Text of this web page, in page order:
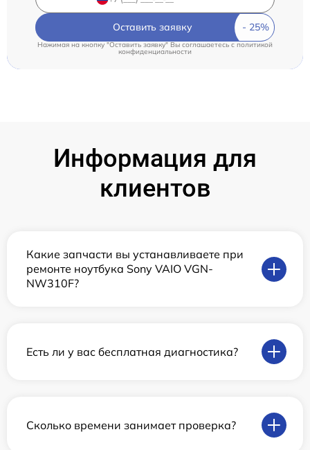
Оставить заявку
Нажимая на кнопку "Оставить заявку" Вы соглашаетесь c политикой
конфиденциальности
Информация для
клиентов
Какие запчасти вы устанавливаете при
ремонте ноутбука Sony VAIO VGN-
NW310F?
Есть ли у вас бесплатная диагностика?
Сколько времени занимает проверка?